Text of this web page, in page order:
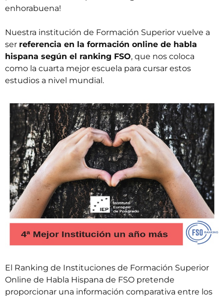
enhorabuena!
Nuestra institución de Formación Superior vuelve a
ser referencia en la formación online de habla
hispana según el ranking FSO, que nos coloca
como la cuarta mejor escuela para cursar estos
estudios a nivel mundial.
El Ranking de Instituciones de Formación Superior
Online de Habla Hispana de FSO pretende
proporcionar una información comparativa entre los